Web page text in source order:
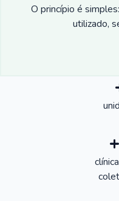
O princípio é
utilizado,